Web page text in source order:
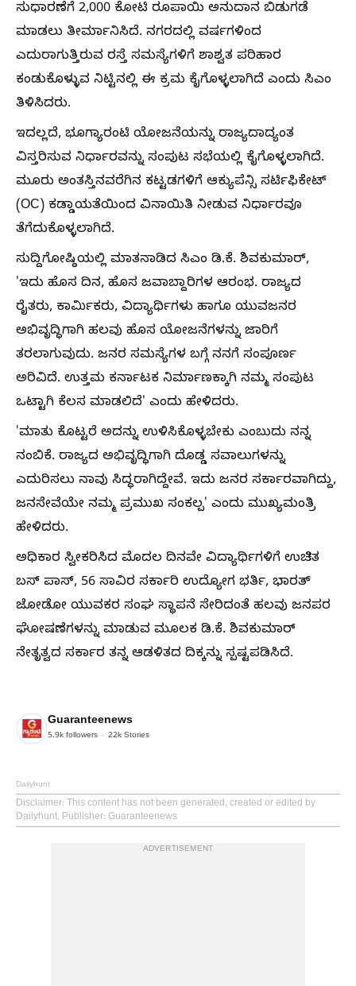
ಸುಧಾರಣೆಗೆ 2,000 ಕೋಟಿ ರೂಪಾಯಿ ಅನುದಾನ ಬಿಡುಗಡೆ
ಮಾಡಲು ತೀರ್ಮಾನಿಸಿದೆ. ನಗರದಲ್ಲಿ ವರ್ಷಗಳಿಂದ
ಎದುರಾಗುತ್ತಿರುವ ರಸ್ತೆ ಸಮಸ್ಯೆಗಳಿಗೆ ಶಾಶ್ವತ ಪರಿಹಾರ
ಕಂಡುಕೊಳ್ಳುವ ನಿಟ್ಟಿನಲ್ಲಿ ಈ ಕ್ರಮ ಕೈಗೊಳ್ಳಲಾಗಿದೆ ಎಂದು ಸಿಎಂ
ತಿಳಿಸಿದರು.
ಇದಲ್ಲದೆ, ಭೂಗ್ಯಾರಂಟಿ ಯೋಜನೆಯನ್ನು ರಾಜ್ಯದಾದ್ಯಂತ
ವಿಸ್ತರಿಸುವ ನಿರ್ಧಾರವನ್ನು ಸಂಪುಟ ಸಭೆಯಲ್ಲಿ ಕೈಗೊಳ್ಳಲಾಗಿದೆ.
ಮೂರು ಅಂತಸ್ತಿನವರೆಗಿನ ಕಟ್ಟಡಗಳಿಗೆ ಆಕ್ಯುಪೆನ್ಸಿ ಸರ್ಟಿಫಿಕೇಟ್
(OC) ಕಡ್ಡಾಯತೆಯಿಂದ ವಿನಾಯಿತಿ ನೀಡುವ ನಿರ್ಧಾರವೂ
ತೆಗೆದುಕೊಳ್ಳಲಾಗಿದೆ.
ಸುದ್ದಿಗೋಷ್ಠಿಯಲ್ಲಿ ಮಾತನಾಡಿದ ಸಿಎಂ ಡಿ.ಕೆ. ಶಿವಕುಮಾರ್,
'ಇದು ಹೊಸ ದಿನ, ಹೊಸ ಜವಾಬ್ದಾರಿಗಳ ಆರಂಭ. ರಾಜ್ಯದ
ರೈತರು, ಕಾರ್ಮಿಕರು, ವಿದ್ಯಾರ್ಥಿಗಳು ಹಾಗೂ ಯುವಜನರ
ಅಭಿವೃದ್ಧಿಗಾಗಿ ಹಲವು ಹೊಸ ಯೋಜನೆಗಳನ್ನು ಜಾರಿಗೆ
ತರಲಾಗುವುದು. ಜನರ ಸಮಸ್ಯೆಗಳ ಬಗ್ಗೆ ನನಗೆ ಸಂಪೂರ್ಣ
ಅರಿವಿದೆ. ಉತ್ತಮ ಕರ್ನಾಟಕ ನಿರ್ಮಾಣಕ್ಕಾಗಿ ನಮ್ಮ ಸಂಪುಟ
ಒಟ್ಟಾಗಿ ಕೆಲಸ ಮಾಡಲಿದೆ' ಎಂದು ಹೇಳಿದರು.
'ಮಾತು ಕೊಟ್ಟರೆ ಅದನ್ನು ಉಳಿಸಿಕೊಳ್ಳಬೇಕು ಎಂಬುದು ನನ್ನ
ನಂಬಿಕೆ. ರಾಜ್ಯದ ಅಭಿವೃದ್ಧಿಗಾಗಿ ದೊಡ್ಡ ಸವಾಲುಗಳನ್ನು
ಎದುರಿಸಲು ನಾವು ಸಿದ್ಧರಾಗಿದ್ದೇವೆ. ಇದು ಜನರ ಸರ್ಕಾರವಾಗಿದ್ದು,
ಜನಸೇವೆಯೇ ನಮ್ಮ ಪ್ರಮುಖ ಸಂಕಲ್ಪ' ಎಂದು ಮುಖ್ಯಮಂತ್ರಿ
ಹೇಳಿದರು.
ಅಧಿಕಾರ ಸ್ವೀಕರಿಸಿದ ಮೊದಲ ದಿನವೇ ವಿದ್ಯಾರ್ಥಿಗಳಿಗೆ ಉಚಿತ
ಬಸ್‌ ಪಾಸ್‌, 56 ಸಾವಿರ ಸರ್ಕಾರಿ ಉದ್ಯೋಗ ಭರ್ತಿ, ಭಾರತ್‌
ಜೋಡೋ ಯುವಕರ ಸಂಘ ಸ್ಥಾಪನೆ ಸೇರಿದಂತೆ ಹಲವು ಜನಪರ
ಘೋಷಣೆಗಳನ್ನು ಮಾಡುವ ಮೂಲಕ ಡಿ.ಕೆ. ಶಿವಕುಮಾರ್
ನೇತೃತ್ವದ ಸರ್ಕಾರ ತನ್ನ ಆಡಳಿತದ ದಿಕ್ಕನ್ನು ಸ್ಪಷ್ಟಪಡಿಸಿದೆ.
Guaranteenews
5.9k followers 22k Stories
Dailyhunt
Disclaimer: This content has not been generated, created or edited by
Dailyhunt. Publisher: Guaranteenews
ADVERTISEMENT